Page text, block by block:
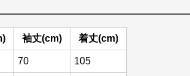
袖丈(cm) 着丈(cm)
70 105